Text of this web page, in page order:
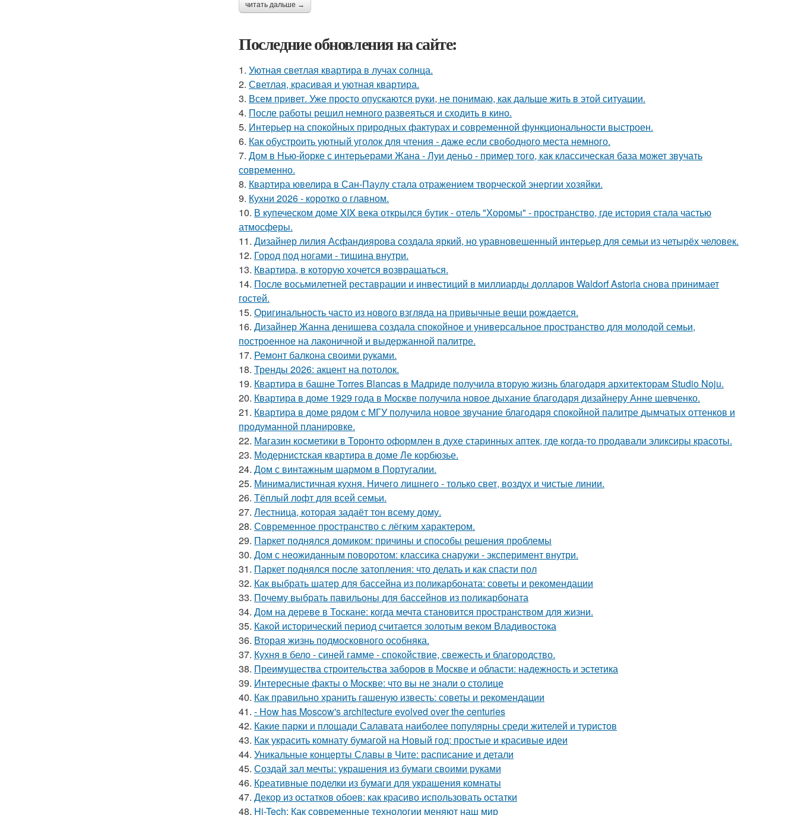
читать дальше →
Последние обновления на сайте:
1. Уютная светлая квартира в лучах солнца.
2. Светлая, красивая и уютная квартира.
3. Всем привет. Уже просто опускаются руки, не понимаю, как дальше жить в этой ситуации.
4. После работы решил немного развеяться и сходить в кино.
5. Интерьер на спокойных природных фактурах и современной функциональности выстроен.
6. Как обустроить уютный уголок для чтения - даже если свободного места немного.
7. Дом в Нью-йорке с интерьерами Жана - Луи деньо - пример того, как классическая база может звучать
современно.
8. Квартира ювелира в Сан-Паулу стала отражением творческой энергии хозяйки.
9. Кухни 2026 - коротко о главном.
10. В купеческом доме XIX века открылся бутик - отель "Хоромы" - пространство, где история стала частью
атмосферы.
11. Дизайнер лилия Асфандиярова создала яркий, но уравновешенный интерьер для семьи из четырёх человек.
12. Город под ногами - тишина внутри.
13. Квартира, в которую хочется возвращаться.
14. После восьмилетней реставрации и инвестиций в миллиарды долларов Waldorf Astoria снова принимает
гостей.
15. Оригинальность часто из нового взгляда на привычные вещи рождается.
16. Дизайнер Жанна денишева создала спокойное и универсальное пространство для молодой семьи,
построенное на лаконичной и выдержанной палитре.
17. Ремонт балкона своими руками.
18. Тренды 2026: акцент на потолок.
19. Квартира в башне Torres Blancas в Мадриде получила вторую жизнь благодаря архитекторам Studio Noju.
20. Квартира в доме 1929 года в Москве получила новое дыхание благодаря дизайнеру Анне шевченко.
21. Квартира в доме рядом с МГУ получила новое звучание благодаря спокойной палитре дымчатых оттенков и
продуманной планировке.
22. Магазин косметики в Торонто оформлен в духе старинных аптек, где когда-то продавали эликсиры красоты.
23. Модернистская квартира в доме Ле корбюзье.
24. Дом с винтажным шармом в Португалии.
25. Минималистичная кухня. Ничего лишнего - только свет, воздух и чистые линии.
26. Тёплый лофт для всей семьи.
27. Лестница, которая задаёт тон всему дому.
28. Современное пространство с лёгким характером.
29. Паркет поднялся домиком: причины и способы решения проблемы
30. Дом с неожиданным поворотом: классика снаружи - эксперимент внутри.
31. Паркет поднялся после затопления: что делать и как спасти пол
32. Как выбрать шатер для бассейна из поликарбоната: советы и рекомендации
33. Почему выбрать павильоны для бассейнов из поликарбоната
34. Дом на дереве в Тоскане: когда мечта становится пространством для жизни.
35. Какой исторический период считается золотым веком Владивостока
36. Вторая жизнь подмосковного особняка.
37. Кухня в бело - синей гамме - спокойствие, свежесть и благородство.
38. Преимущества строительства заборов в Москве и области: надежность и эстетика
39. Интересные факты о Москве: что вы не знали о столице
40. Как правильно хранить гашеную известь: советы и рекомендации
41. - How has Moscow's architecture evolved over the centuries
42. Какие парки и площади Салавата наиболее популярны среди жителей и туристов
43. Как украсить комнату бумагой на Новый год: простые и красивые идеи
44. Уникальные концерты Славы в Чите: расписание и детали
45. Создай зал мечты: украшения из бумаги своими руками
46. Креативные поделки из бумаги для украшения комнаты
47. Декор из остатков обоев: как красиво использовать остатки
48. Hi-Tech: Как современные технологии меняют наш мир